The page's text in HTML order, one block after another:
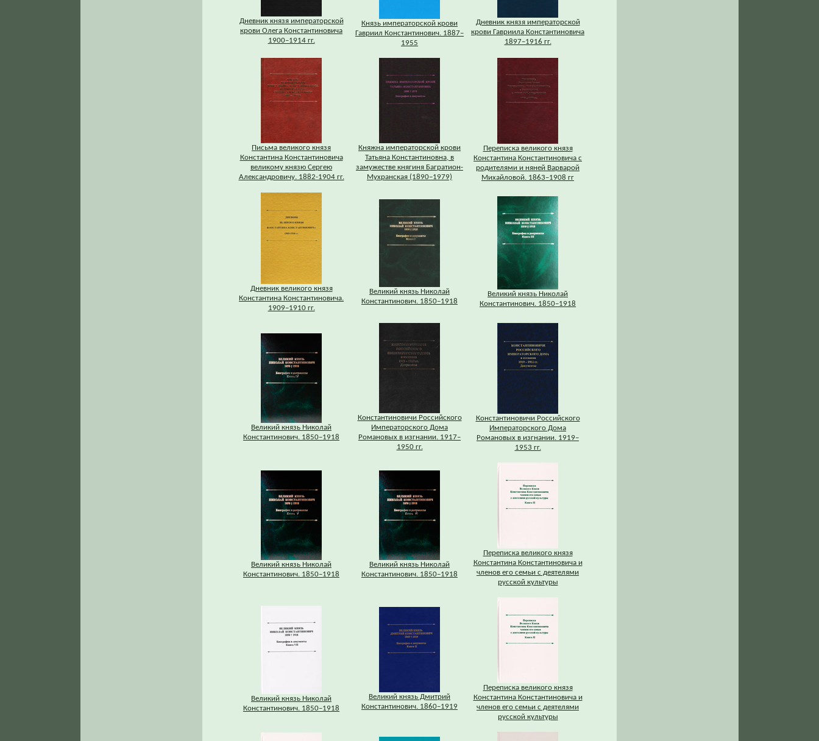
Дневник князя императорской
крови Олега Константиновича
1900–1914 гг.
Князь императорской крови
Гавриил Константинович. 1887–
1955
Дневник князя императорской
крови Гавриила Константиновича
1897–1916 гг.
Письма великого князя
Константина Константиновича
великому князю Сергею
Александровичу. 1882-1904 гг.
Княжна императорской крови
Татьяна Константиновна, в
замужестве княгиня Багратион-
Мухранская (1890–1979)
Переписка великого князя
Константина Константиновича с
родителями и няней Варварой
Михайловой. 1863–1908 гг
Дневник великого князя
Константина Константиновича.
1909–1910 гг.
Великий князь Николай
Константинович. 1850–1918
Великий князь Николай
Константинович. 1850–1918
Великий князь Николай
Константинович. 1850–1918
Константиновичи Российского
Императорского Дома
Романовых в изгнании. 1917–
1950 гг.
Константиновичи Российского
Императорского Дома
Романовых в изгнании. 1919–
1953 гг.
Великий князь Николай
Константинович. 1850–1918
Великий князь Николай
Константинович. 1850–1918
Переписка великого князя
Константина Константиновича и
членов его семьи с деятелями
русской культуры
Великий князь Николай
Константинович. 1850–1918
Великий князь Дмитрий
Константинович. 1860–1919
Переписка великого князя
Константина Константиновича и
членов его семьи с деятелями
русской культуры